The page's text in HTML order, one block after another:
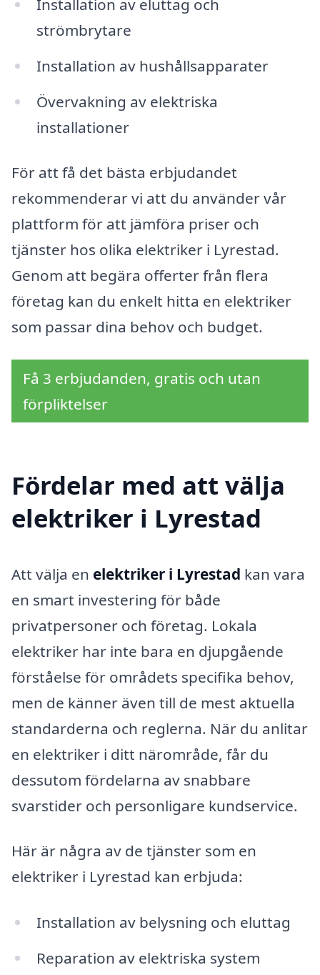
Installation av eluttag och
strömbrytare
Installation av hushållsapparater
Övervakning av elektriska
installationer
För att få det bästa erbjudandet
rekommenderar vi att du använder vår
plattform för att jämföra priser och
tjänster hos olika elektriker i Lyrestad.
Genom att begära offerter från flera
företag kan du enkelt hitta en elektriker
som passar dina behov och budget.
Få 3 erbjudanden, gratis och utan
förpliktelser
Fördelar med att välja
elektriker i Lyrestad
Att välja en elektriker i Lyrestad kan vara
en smart investering för både
privatpersoner och företag. Lokala
elektriker har inte bara en djupgående
förståelse för områdets specifika behov,
men de känner även till de mest aktuella
standarderna och reglerna. När du anlitar
en elektriker i ditt närområde, får du
dessutom fördelarna av snabbare
svarstider och personligare kundservice.
Här är några av de tjänster som en
elektriker i Lyrestad kan erbjuda:
Installation av belysning och eluttag
Reparation av elektriska system